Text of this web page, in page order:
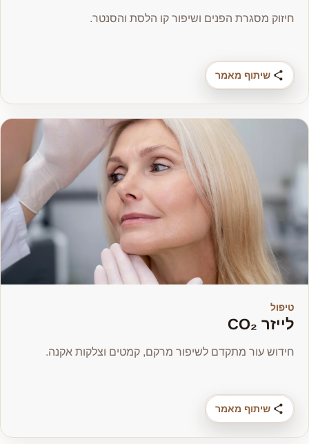
חיזוק מסגרת הפנים ושיפור קו הלסת והסנטר.
שיתוף מאמר
טיפול
לייזר CO₂
חידוש עור מתקדם לשיפור מרקם, קמטים וצלקות אקנה.
שיתוף מאמר